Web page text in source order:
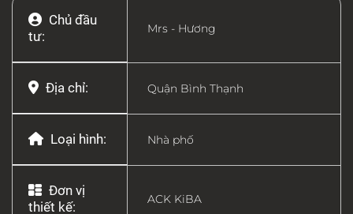
Chủ đầu
tư:
Mrs - Hương
Địa chỉ: Quận Bình Thạnh
Loại hình: Nhà phố
Đơn vị
thiết kế:
ACK KiBA